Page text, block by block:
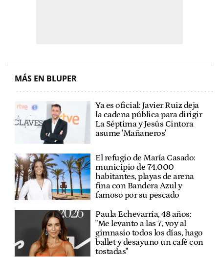
MÁS EN BLUPER
Ya es oficial: Javier Ruiz deja
la cadena pública para dirigir
La Séptima y Jesús Cintora
asume 'Mañaneros'
El refugio de María Casado:
municipio de 74.000
habitantes, playas de arena
fina con Bandera Azul y
famoso por su pescado
Paula Echevarría, 48 años:
"Me levanto a las 7, voy al
gimnasio todos los días, hago
ballet y desayuno un café con
tostadas"